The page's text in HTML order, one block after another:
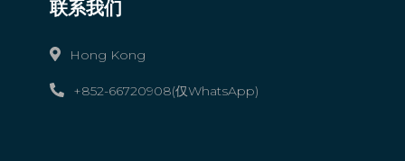
联系我们
Hong Kong
+852-66720908(仅WhatsApp)